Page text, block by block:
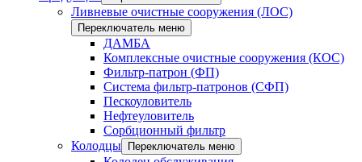
Ливневые очистные сооружения (ЛОС)
Переключатель меню
ДАМБА
Комплексные очистные сооружения (КОС)
Фильтр-патрон (ФП)
Система фильтр-патронов (СФП)
Пескоуловитель
Нефтеуловитель
Сорбционный фильтр
Колодцы
Переключатель меню